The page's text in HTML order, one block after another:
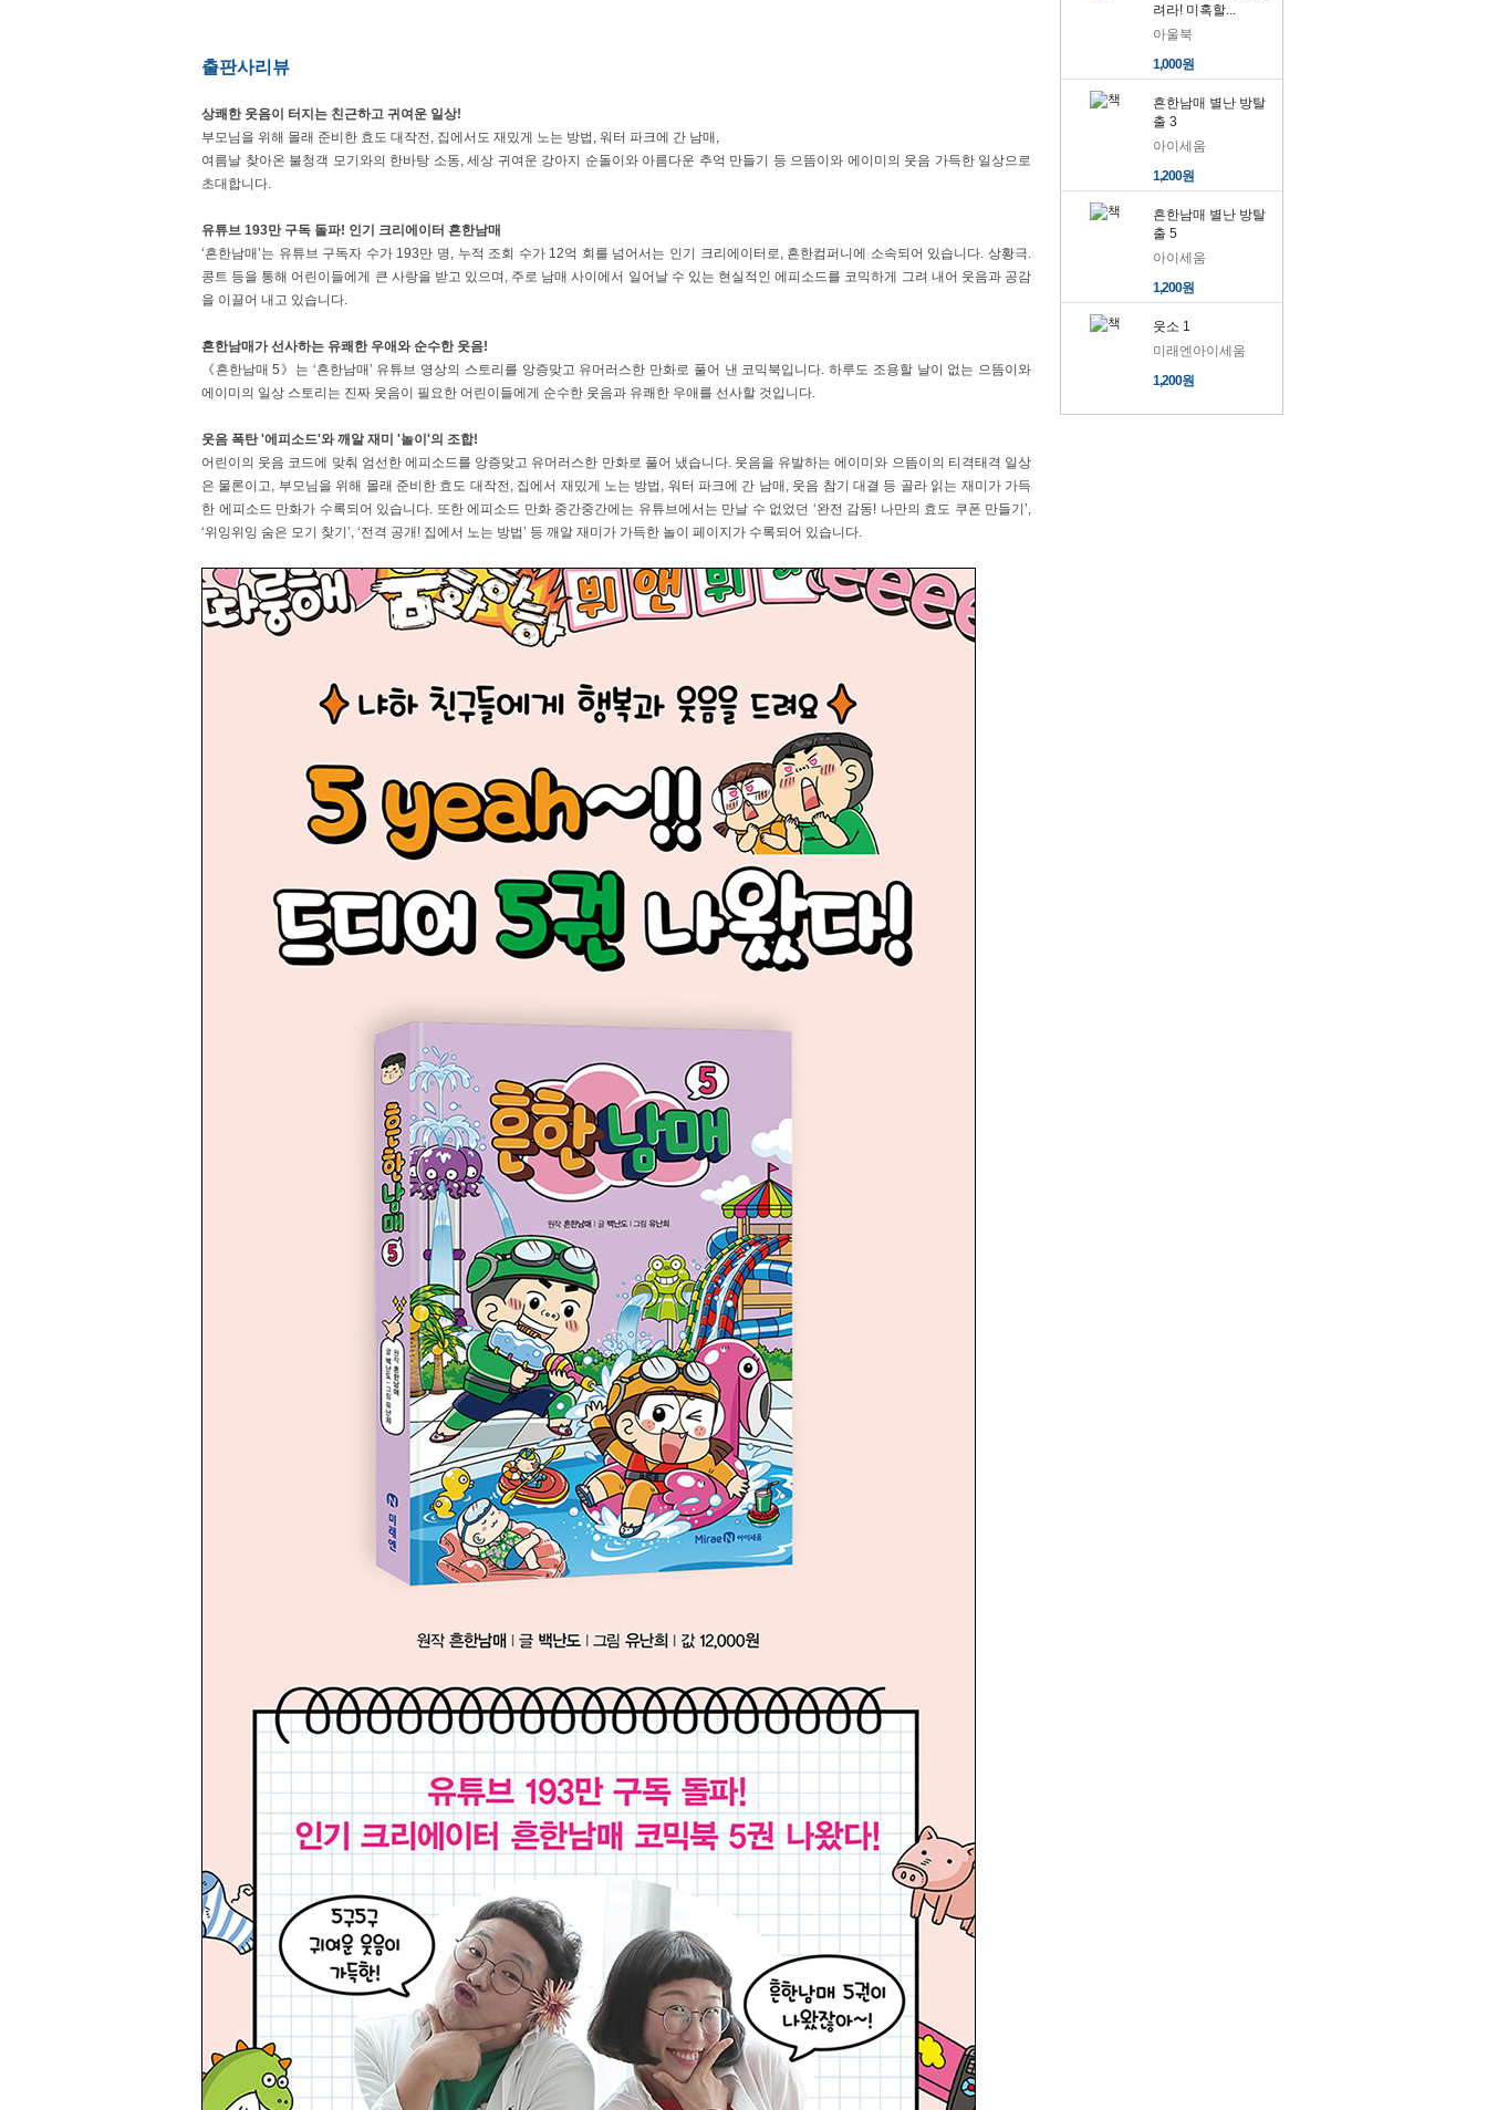
출판사리뷰
상쾌한 웃음이 터지는 친근하고 귀여운 일상!
부모님을 위해 몰래 준비한 효도 대작전, 집에서도 재밌게 노는 방법, 워터 파크에 간 남매,
여름날 찾아온 불청객 모기와의 한바탕 소동, 세상 귀여운 강아지 순돌이와 아름다운 추억 만들기 등 으뜸이와 에이미의 웃음 가득한 일상으로
초대합니다.
유튜브 193만 구독 돌파! 인기 크리에이터 흔한남매
‘흔한남매’는 유튜브 구독자 수가 193만 명, 누적 조회 수가 12억 회를 넘어서는 인기 크리에이터로, 흔한컴퍼니에 소속되어 있습니다. 상황극.
콩트 등을 통해 어린이들에게 큰 사랑을 받고 있으며, 주로 남매 사이에서 일어날 수 있는 현실적인 에피소드를 코믹하게 그려 내어 웃음과 공감
을 이끌어 내고 있습니다.
흔한남매가 선사하는 유쾌한 우애와 순수한 웃음!
《흔한남매 5》는 ‘흔한남매’ 유튜브 영상의 스토리를 앙증맞고 유머러스한 만화로 풀어 낸 코믹북입니다. 하루도 조용할 날이 없는 으뜸이와
에이미의 일상 스토리는 진짜 웃음이 필요한 어린이들에게 순수한 웃음과 유쾌한 우애를 선사할 것입니다.
웃음 폭탄 '에피소드'와 깨알 재미 '놀이'의 조합!
어린이의 웃음 코드에 맞춰 엄선한 에피소드를 앙증맞고 유머러스한 만화로 풀어 냈습니다. 웃음을 유발하는 에이미와 으뜸이의 티격태격 일상
은 물론이고, 부모님을 위해 몰래 준비한 효도 대작전, 집에서 재밌게 노는 방법, 워터 파크에 간 남매, 웃음 참기 대결 등 골라 읽는 재미가 가득
한 에피소드 만화가 수록되어 있습니다. 또한 에피소드 만화 중간중간에는 유튜브에서는 만날 수 없었던 ‘완전 감동! 나만의 효도 쿠폰 만들기’,
‘위잉위잉 숨은 모기 찾기’, ‘전격 공개! 집에서 노는 방법’ 등 깨알 재미가 가득한 놀이 페이지가 수록되어 있습니다.
려라! 미혹할...
아울북
1,000원
흔한남매 별난 방탈
출 3
아이세움
1,200원
흔한남매 별난 방탈
출 5
아이세움
1,200원
웃소 1
미래엔아이세움
1,200원